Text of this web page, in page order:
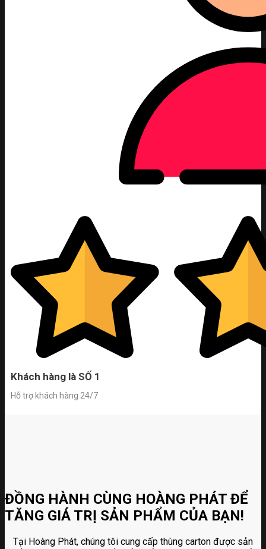
Khách hàng là SỐ 1
Hỗ trợ khách hàng 24/7
ĐỒNG HÀNH CÙNG HOÀNG PHÁT ĐỂ
TĂNG GIÁ TRỊ SẢN PHẨM CỦA BẠN!
Tại Hoàng Phát, chúng tôi cung cấp thùng carton được sản